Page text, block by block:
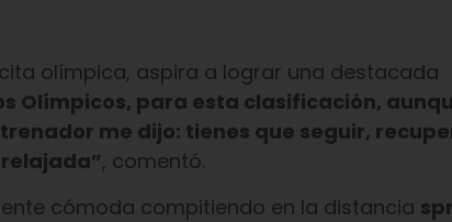
olímpica, aspira a lograr una destacada
Olímpicos, para esta clasificación,
me dijo: tienes que seguir,
, comentó.
cómoda compitiendo en la distancia